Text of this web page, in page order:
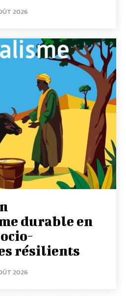
2026
durable en
résilients
2026